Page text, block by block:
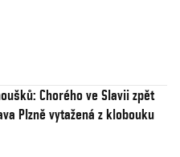
Chorého ve Slavii zpět
Plzně vytažená z klobouku